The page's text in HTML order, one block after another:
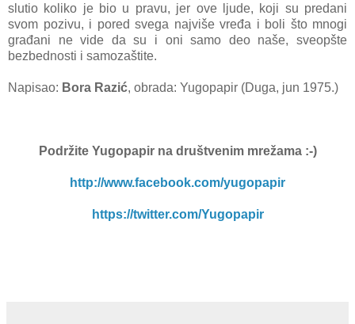
slutio koliko je bio u pravu, jer ove ljude, koji su predani
svom pozivu, i pored svega najviše vređa i boli što mnogi
građani ne vide da su i oni samo deo naše, sveopšte
bezbednosti i samozaštite.
Napisao: Bora Razić, obrada: Yugopapir (Duga, jun 1975.)
Podržite Yugopapirna društvenim mrežama :-)
http://www.facebook.com/yugopapir
https://twitter.com/Yugopapir